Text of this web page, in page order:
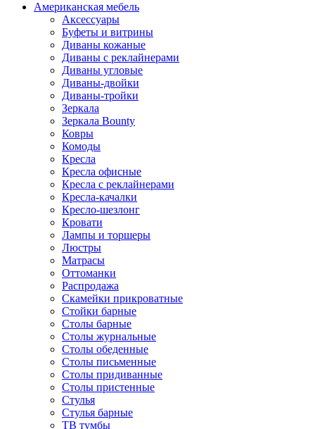
Американская мебель
Аксессуары
Буфеты и витрины
Диваны кожаные
Диваны с реклайнерами
Диваны угловые
Диваны-двойки
Диваны-тройки
Зеркала
Зеркала Bounty
Ковры
Комоды
Кресла
Кресла офисные
Кресла с реклайнерами
Кресла-качалки
Кресло-шезлонг
Кровати
Лампы и торшеры
Люстры
Матрасы
Оттоманки
Распродажа
Скамейки прикроватные
Стойки барные
Столы барные
Столы журнальные
Столы обеденные
Столы письменные
Столы придиванные
Столы пристенные
Стулья
Стулья барные
ТВ тумбы